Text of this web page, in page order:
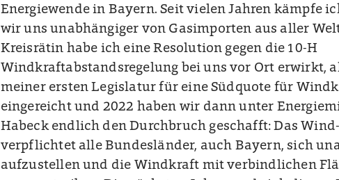
Energiewende in Bayern. Seit vielen Jahren kämpfe
wir uns unabhängiger von Gasimporten aus aller
Kreisrätin habe ich eine Resolution gegen die 10-H
Windkraftabstandsregelung bei uns vor Ort erwirkt,
meiner ersten Legislatur für eine Südquote für
eingereicht und 2022 haben wir dann unter
Habeck endlich den Durchbruch geschafft: Das
verpflichtet alle Bundesländer, auch Bayern, sich
aufzustellen und die Windkraft mit verbindlichen